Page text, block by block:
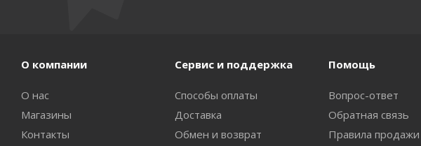
О компании
О нас
Магазины
Контакты
Сервис и поддержка
Способы оплаты
Доставка
Обмен и возврат
Помощь
Вопрос-ответ
Обратная связь
Правила продажи